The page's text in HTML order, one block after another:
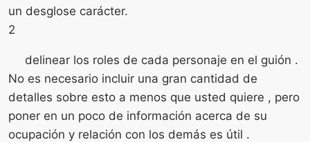
un desglose carácter.
2
delinear los roles de cada personaje en el guión .
No es necesario incluir una gran cantidad de
detalles sobre esto a menos que usted quiere , pero
poner en un poco de información acerca de su
ocupación y relación con los demás es útil .